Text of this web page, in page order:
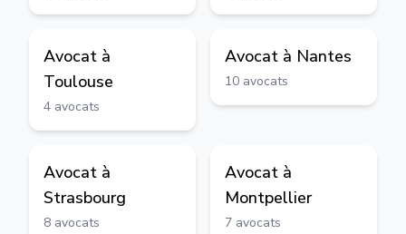
Avocat à
Toulouse
4 avocats
Avocat à Nantes
10 avocats
Avocat à
Strasbourg
8 avocats
Avocat à
Montpellier
7 avocats